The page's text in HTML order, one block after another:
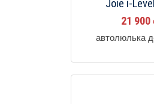
Joie i-
21 900
автолюлька